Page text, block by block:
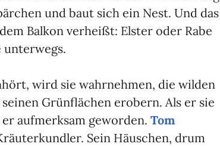
und baut sich ein Nest. Und das
Balkon verheißt: Elster oder Rabe
wird sie wahrnehmen, die wilden
Grünflächen erobern. Als er sie
aufmerksam geworden. Tom
Sein Häuschen, drum